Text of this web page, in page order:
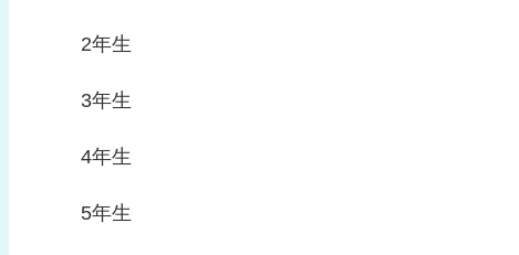
2年生
3年生
4年生
5年生